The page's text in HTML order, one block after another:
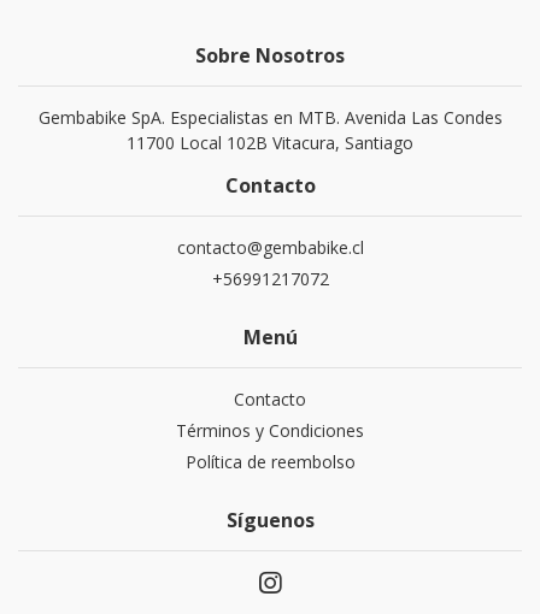
Sobre Nosotros
Gembabike SpA. Especialistas en MTB. Avenida Las Condes
11700 Local 102B Vitacura, Santiago
Contacto
contacto@gembabike.cl
+56991217072
Menú
Contacto
Términos y Condiciones
Política de reembolso
Síguenos